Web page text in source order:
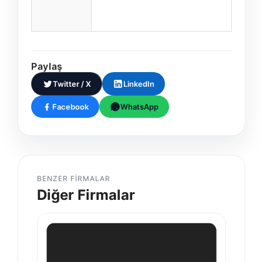
Paylaş
Twitter / X LinkedIn
Facebook WhatsApp
BENZER FIRMALAR
Diğer Firmalar